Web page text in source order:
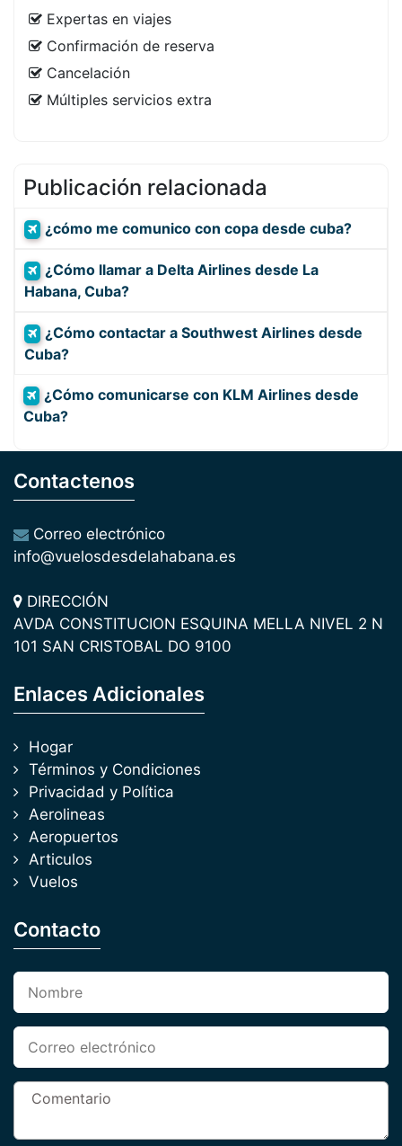
Expertas en viajes
Confirmación de reserva
Cancelación
Múltiples servicios extra
Publicación relacionada
¿cómo me comunico con copa desde cuba?
¿Cómo llamar a Delta Airlines desde La
Habana, Cuba?
¿Cómo contactar a Southwest Airlines desde
Cuba?
¿Cómo comunicarse con KLM Airlines desde
Cuba?
Contactenos
Correo electrónico
info@vuelosdesdelahabana.es
DIRECCIÓN
AVDA CONSTITUCION ESQUINA MELLA NIVEL 2 N
101 SAN CRISTOBAL DO 9100
Enlaces Adicionales
Hogar
Términos y Condiciones
Privacidad y Política
Aerolineas
Aeropuertos
Articulos
Vuelos
Contacto